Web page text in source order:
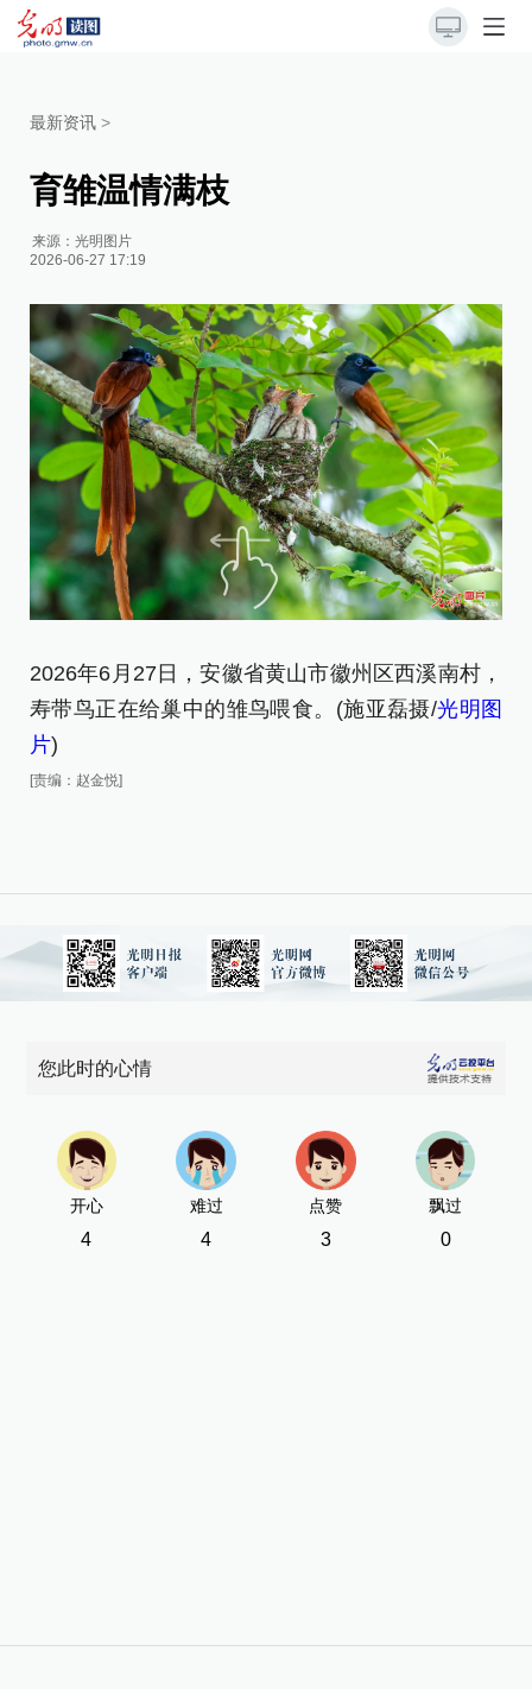
最新资讯 >
育雏温情满枝
来源：光明图片
2026-06-27 17:19
2026年6月27日，安徽省黄山市徽州区西溪南村，
寿带鸟正在给巢中的雏鸟喂食。(施亚磊摄/光明图
片)
[责编：赵金悦]
您此时的心情
开心
4
难过
4
点赞
3
飘过
0